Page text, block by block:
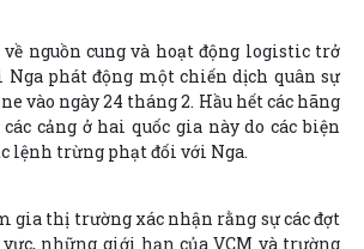
nguồn cung và hoạt động logistic trở
phát động một chiến dịch quân sự
vào ngày 24 tháng 2. Hầu hết các hãng
cảng ở hai quốc gia này do các biện
lệnh trừng phạt đối với Nga.
gia thị trường xác nhận rằng sự các đợt
những giới hạn của VCM và trường